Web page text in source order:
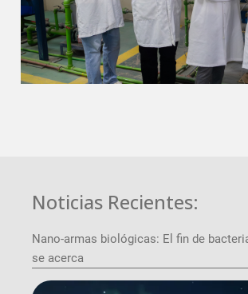
Noticias Recientes:
Nano-armas biológicas: El fin de
se acerca